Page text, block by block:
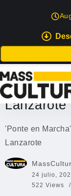
EVENTOS
‘Ponte en
sábado a
Lanzarote
'Ponte en
Lanzarote
24 julio,
522 Views